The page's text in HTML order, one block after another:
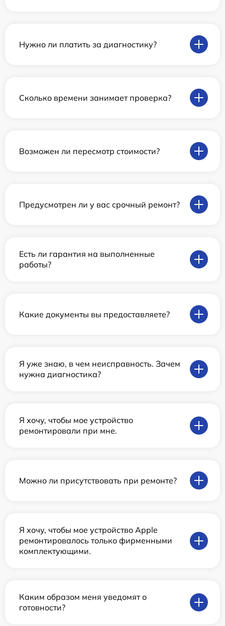
Нужно ли платить за диагностику?
Сколько времени занимает проверка?
Возможен ли пересмотр стоимости?
Предусмотрен ли у вас срочный ремонт?
Есть ли гарантия на выполненные
работы?
Какие документы вы предоставляете?
Я уже знаю, в чем неисправность. Зачем
нужна диагностика?
Я хочу, чтобы мое устройство
ремонтировали при мне.
Можно ли присутствовать при ремонте?
Я хочу, чтобы мое устройство Apple
ремонтировалось только фирменными
комплектующими.
Каким образом меня уведомят о
готовности?